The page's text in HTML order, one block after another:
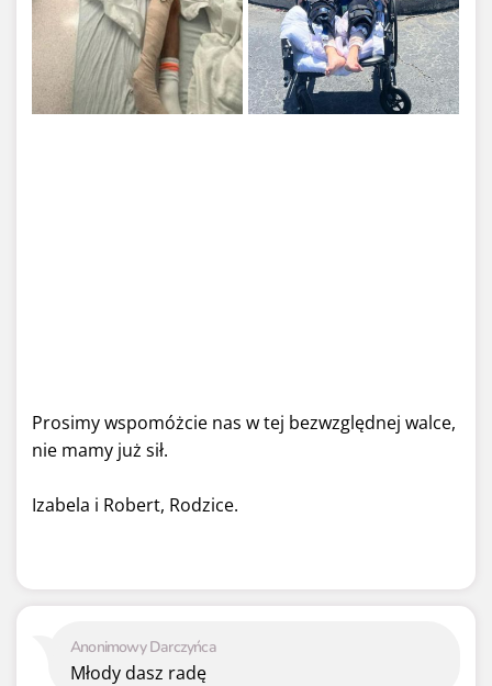
Prosimy wspomóżcie nas w tej bezwzględnej walce,
nie mamy już sił.
Izabela i Robert, Rodzice.
Anonimowy Darczyńca
Młody dasz radę